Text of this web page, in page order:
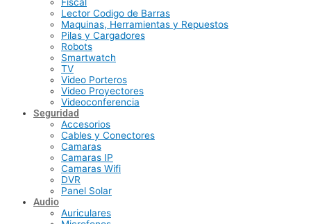
Fiscal
Lector Codigo de Barras
Maquinas, Herramientas y Repuestos
Pilas y Cargadores
Robots
Smartwatch
TV
Video Porteros
Video Proyectores
Videoconferencia
Seguridad
Accesorios
Cables y Conectores
Camaras
Camaras IP
Camaras Wifi
DVR
Panel Solar
Audio
Auriculares